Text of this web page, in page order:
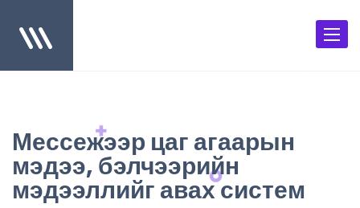
#
Мессежээр цаг агаарын
мэдээ, бэлчээрийн
мэдээллийг авах систем